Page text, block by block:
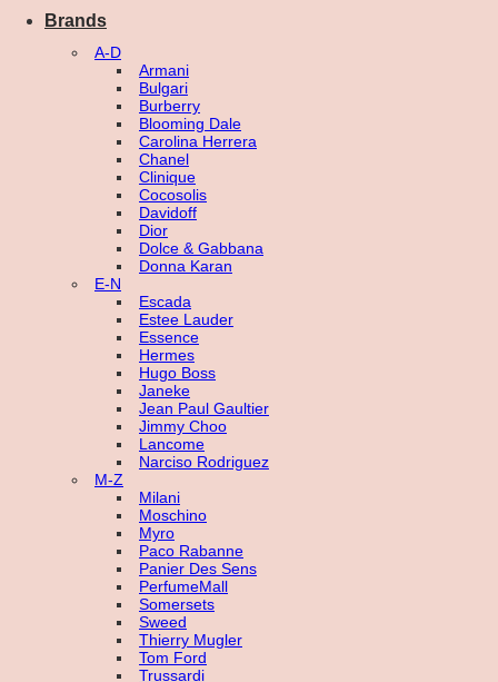
Brands
A-D
Armani
Bulgari
Burberry
Blooming Dale
Carolina Herrera
Chanel
Clinique
Cocosolis
Davidoff
Dior
Dolce & Gabbana
Donna Karan
E-N
Escada
Estee Lauder
Essence
Hermes
Hugo Boss
Janeke
Jean Paul Gaultier
Jimmy Choo
Lancome
Narciso Rodriguez
M-Z
Milani
Moschino
Myro
Paco Rabanne
Panier Des Sens
PerfumeMall
Somersets
Sweed
Thierry Mugler
Tom Ford
Trussardi